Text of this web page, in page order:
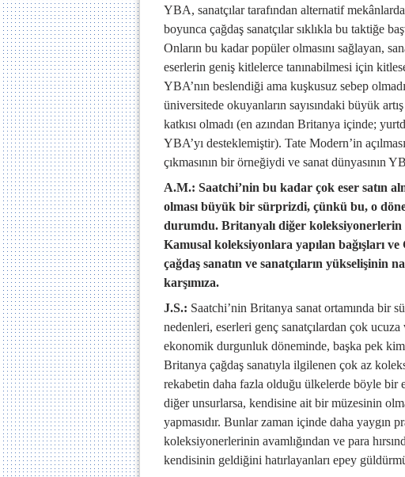
YBA, sanatçılar tarafından alternatif
boyunca çağdaş sanatçılar sıklıkla bu taktiğe
Onların bu kadar popüler olmasını sağlayan,
eserlerin geniş kitlelerce tanınabilmesi için
YBA’nın beslendiği ama kuşkusuz sebep
üniversitede okuyanların sayısındaki büyük
katkısı olmadı (en azından Britanya içinde;
YBA’yı desteklemiştir). Tate Modern’in
çıkmasının bir örneğiydi ve sanat dünyasının
A.M.: Saatchi’nin bu kadar çok eser satın
olması büyük bir sürprizdi, çünkü bu, o
durumdu. Britanyalı diğer koleksiyonerlerin
Kamusal koleksiyonlara yapılan bağışları
çağdaş sanatın ve sanatçıların yükselişinin
karşımıza.
J.S.: Saatchi’nin Britanya sanat ortamında bir
nedenleri, eserleri genç sanatçılardan çok
ekonomik durgunluk döneminde, başka pek
Britanya çağdaş sanatıyla ilgilenen çok az
rekabetin daha fazla olduğu ülkelerde böyle bir
diğer unsurlarsa, kendisine ait bir müzesinin
yapmasıdır. Bunlar zaman içinde daha
koleksiyonerlerinin avamlığından ve para
kendisinin geldiğini hatırlayanları epey